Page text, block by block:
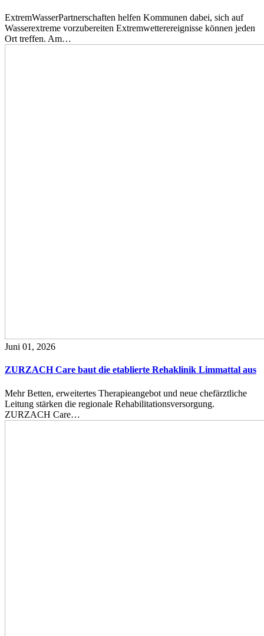
ExtremWasserPartnerschaften helfen Kommunen dabei, sich auf
Wasserextreme vorzubereiten Extremwetterereignisse können jeden
Ort treffen. Am…
Juni 01, 2026
ZURZACH Care baut die etablierte Rehaklinik Limmattal aus
Mehr Betten, erweitertes Therapieangebot und neue chefärztliche
Leitung stärken die regionale Rehabilitationsversorgung.
ZURZACH Care…